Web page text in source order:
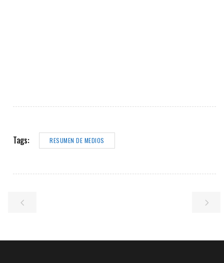
Tags: RESUMEN DE MEDIOS